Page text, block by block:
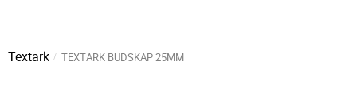
Textark TEXTARK BUDSKAP 25MM